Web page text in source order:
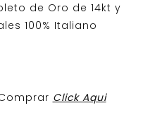
de Oro de 14kt y
100% Italiano
Click Aqui